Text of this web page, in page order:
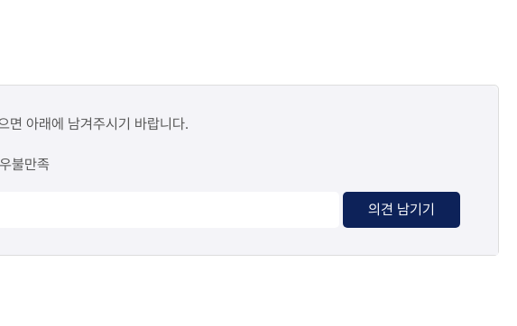
면 아래에 남겨주시기 바랍니다.
불만족
의견 남기기